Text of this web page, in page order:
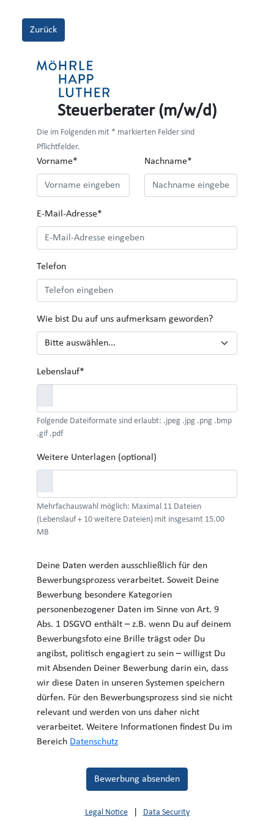
Zurück
Steuerberater (m/w/d)
Die im Folgenden mit * markierten Felder sind
Pflichtfelder.
Vorname* Nachname*
E-Mail-Adresse*
Telefon
Wie bist Du auf uns aufmerksam geworden?
Lebenslauf*
Folgende Dateiformate sind erlaubt: .jpeg .jpg .png .bmp
.gif .pdf
Weitere Unterlagen (optional)
Mehrfachauswahl möglich: Maximal 11 Dateien
(Lebenslauf + 10 weitere Dateien) mit insgesamt 15.00
MB
Deine Daten werden ausschließlich für den
Bewerbungsprozess verarbeitet. Soweit Deine
Bewerbung besondere Kategorien
personenbezogener Daten im Sinne von Art. 9
Abs. 1 DSGVO enthält – z.B. wenn Du auf deinem
Bewerbungsfoto eine Brille trägst oder Du
angibst, politisch engagiert zu sein – willigst Du
mit Absenden Deiner Bewerbung darin ein, dass
wir diese Daten in unseren Systemen speichern
dürfen. Für den Bewerbungsprozess sind sie nicht
relevant und werden von uns daher nicht
verarbeitet. Weitere Informationen findest Du im
Bereich Datenschutz
Bewerbung absenden
Legal Notice Data Security